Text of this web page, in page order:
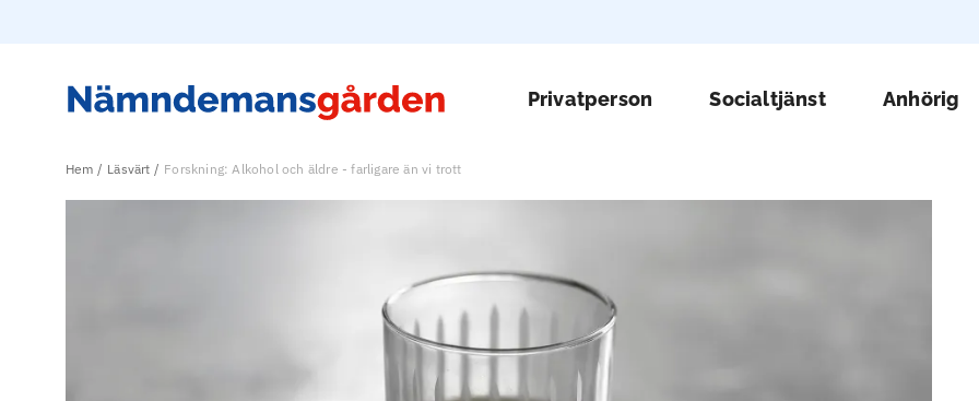
Privatperson Socialtjänst Anhörig
Hem Läsvärt Forskning: Alkohol och äldre - farligare än vi trott